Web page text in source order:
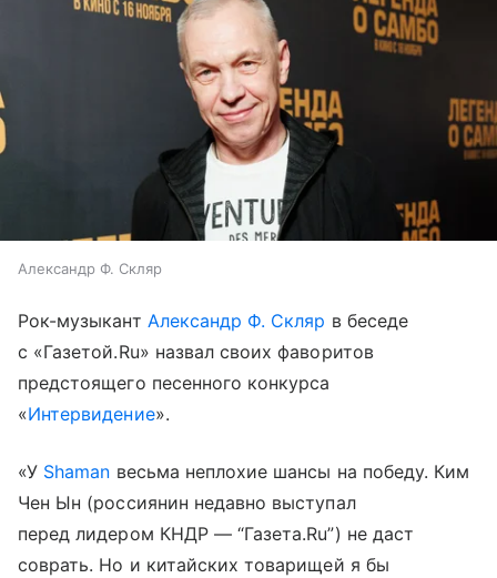
Александр Ф. Скляр
Рок-музыкант Александр Ф. Скляр в беседе
с «Газетой.Ru» назвал своих фаворитов
предстоящего песенного конкурса
«Интервидение».
«У Shaman весьма неплохие шансы на победу. Ким
Чен Ын (россиянин недавно выступал
перед лидером КНДР — “Газета.Ru”) не даст
соврать. Но и китайских товарищей я бы